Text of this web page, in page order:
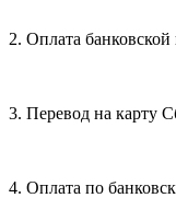
2. Оплата
3. Перевод на карту
4. Оплата по